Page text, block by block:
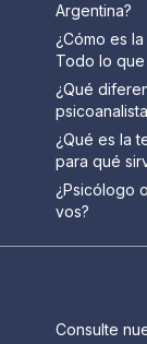
Argentina?
¿Cómo es
Todo lo
¿Qué
¿Qué es la
para qué
¿Psicólogo
vos?
Consulte